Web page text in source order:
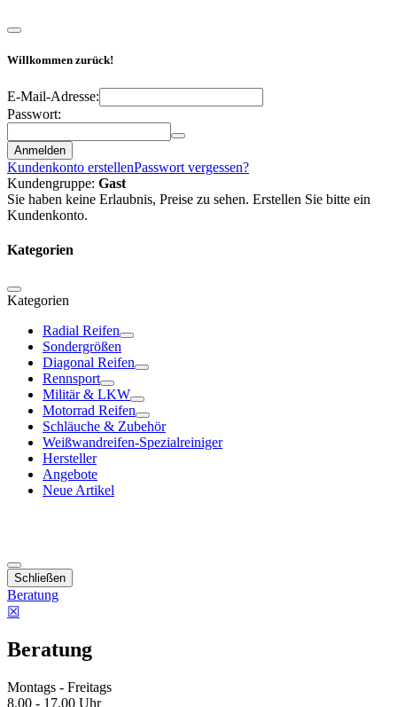
Willkommen zurück!
E-Mail-Adresse:
Passwort:
Anmelden
Kundenkonto erstellenPasswort vergessen?
Kundengruppe: Gast
Sie haben keine Erlaubnis, Preise zu sehen. Erstellen Sie bitte ein
Kundenkonto.
Kategorien
Kategorien
Radial Reifen
Sondergrößen
Diagonal Reifen
Rennsport
Militär & LKW
Motorrad Reifen
Schläuche & Zubehör
Weißwandreifen-Spezialreiniger
Hersteller
Angebote
Neue Artikel
Schließen
Beratung
☒
Beratung
Montags - Freitags
8.00 - 17.00 Uhr